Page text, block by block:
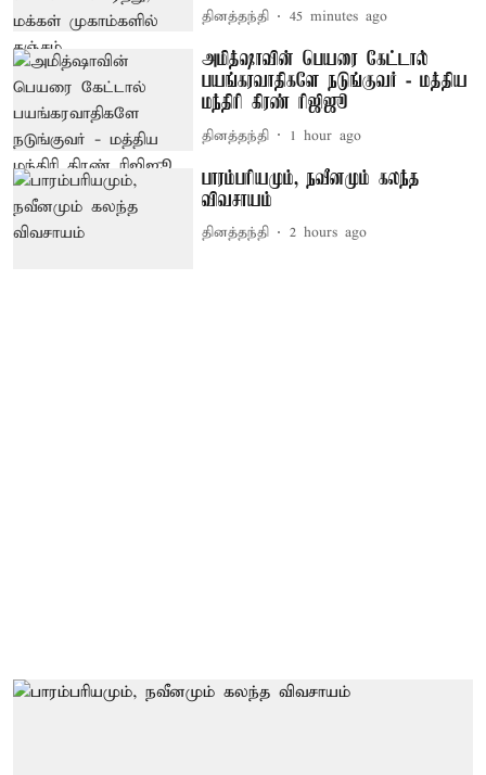
தினத்தந்தி 45 minutes ago
அமித்ஷாவின் பெயரை கேட்டால்
பயங்கரவாதிகளே நடுங்குவர் - மத்திய
மந்திரி கிரண் ரிஜிஜூ
தினத்தந்தி 1 hour ago
பாரம்பரியமும், நவீனமும் கலந்த
விவசாயம்
தினத்தந்தி 2 hours ago